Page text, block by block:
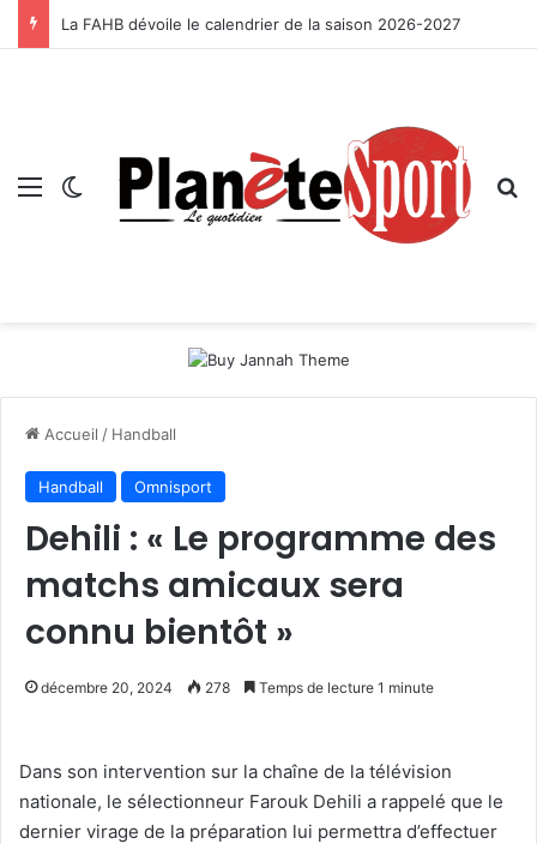
La FAHB dévoile le calendrier de la saison 2026-2027
Menu Switch skin
Accueil / Handball
Handball Omnisport
Dehili : « Le programme des
matchs amicaux sera
connu bientôt »
décembre 20, 2024 278 Temps de lecture 1 minute
Dans son intervention sur la chaîne de la télévision
nationale, le sélectionneur Farouk Dehili a rappelé que le
dernier virage de la préparation lui permettra d’effectuer